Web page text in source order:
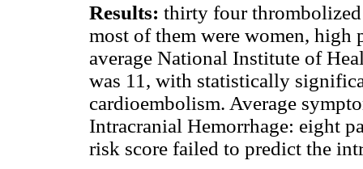
Results: thirty four thrombolized
most of them were women, high
average National Institute of
was 11, with statistically
cardioembolism. Average
Intracranial Hemorrhage: eight
risk score failed to predict the